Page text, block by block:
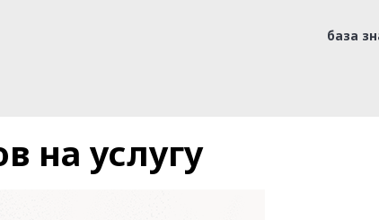
база
на услугу